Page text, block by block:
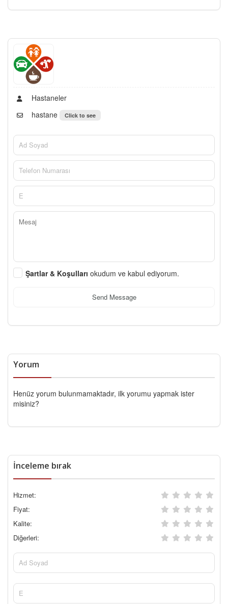
Hastaneler
hastane
Click to see
Şartlar & Koşulları okudum ve kabul ediyorum.
Send Message
Yorum
Henüz yorum bulunmamaktadır, ilk yorumu yapmak ister
misiniz?
İnceleme bırak
Hizmet:
Fiyat:
Kalite:
Diğerleri: